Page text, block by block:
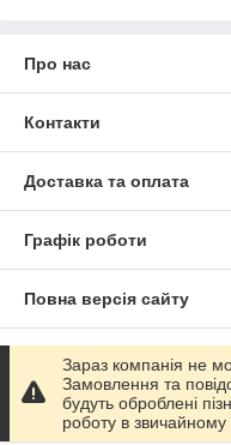
Про нас
Контакти
Доставка та оплата
Графік роботи
Повна версія сайту
Сайт створено на
Політика
Зараз компанія не
Замовлення та
будуть оброблені
роботу в звичайному